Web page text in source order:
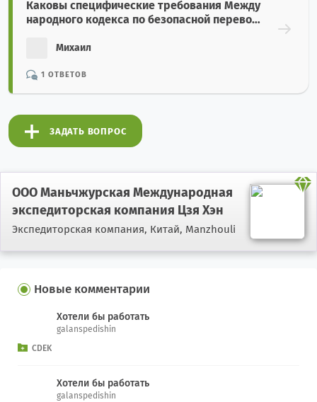
Каковы специфические требования Между
народного кодекса по безопасной перевоз
Михаил
1 ОТВЕТОВ
ЗАДАТЬ ВОПРОС
ООО Маньчжурская Международная
экспедиторская компания Цзя Хэн
Экспедиторская компания, Китай, Manzhouli
Новые комментарии
Хотели бы работать
galanspedishin
CDEK
Хотели бы работать
galanspedishin